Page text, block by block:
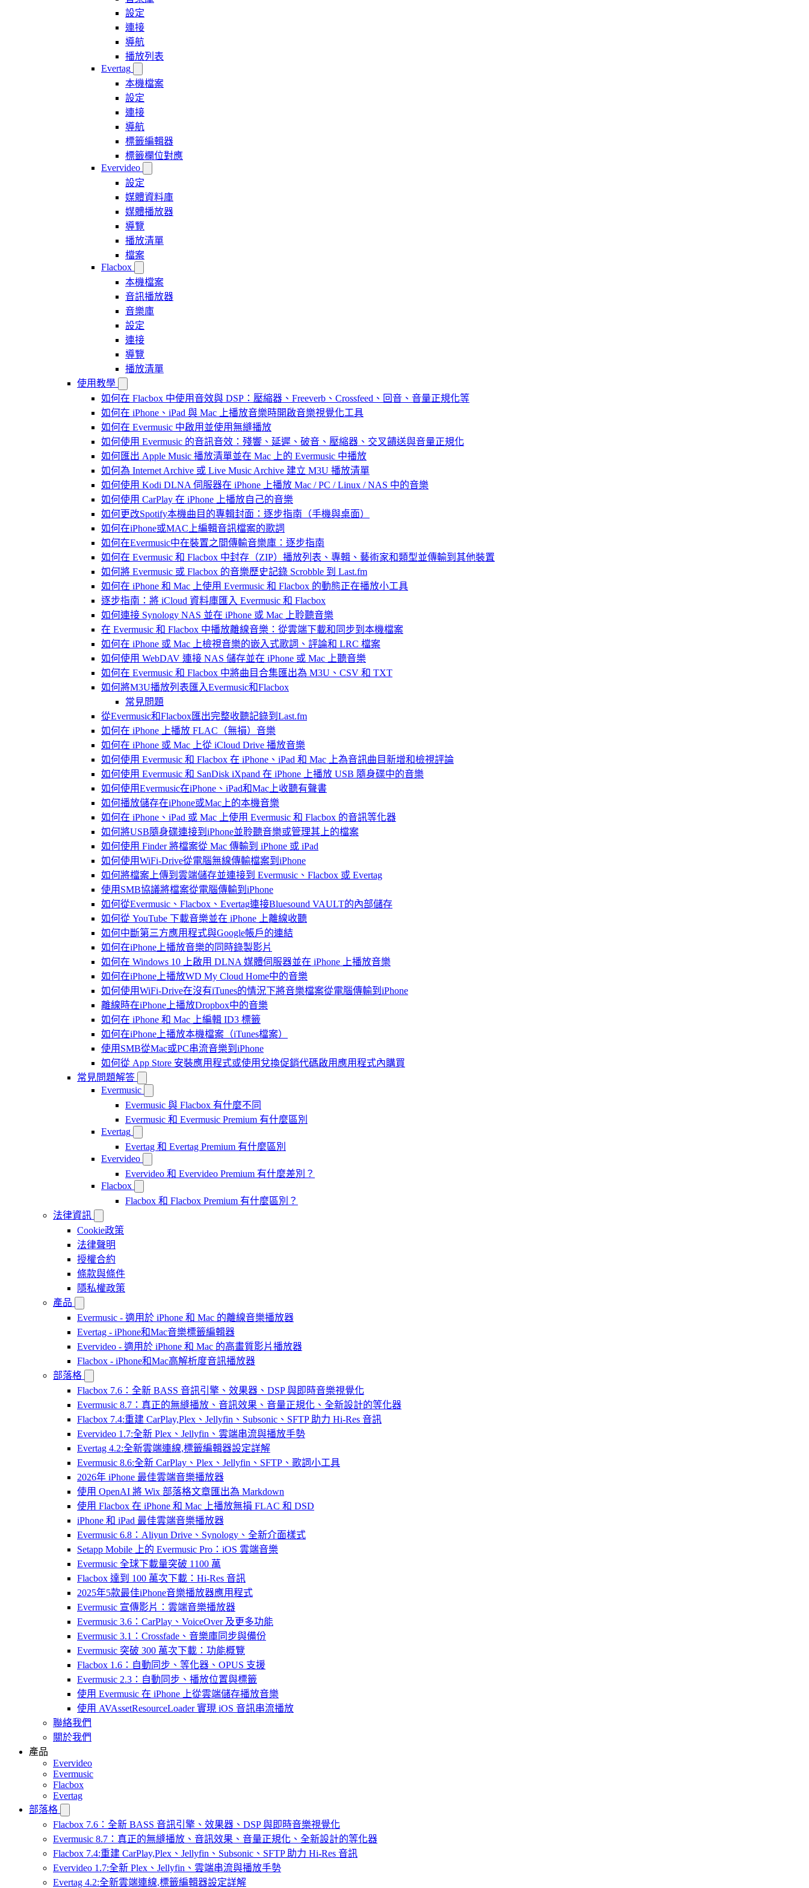
設定
連接
導航
播放列表
Evertag
本機檔案
設定
連接
導航
標籤編輯器
標籤欄位對應
Evervideo
設定
媒體資料庫
媒體播放器
導覽
播放清單
檔案
Flacbox
本機檔案
音訊播放器
音樂庫
設定
連接
導覽
播放清單
使用教學
如何在 Flacbox 中使用音效與 DSP：壓縮器、Freeverb、Crossfeed、回音、音量正規化等
如何在 iPhone、iPad 與 Mac 上播放音樂時開啟音樂視覺化工具
如何在 Evermusic 中啟用並使用無縫播放
如何使用 Evermusic 的音訊音效：殘響、延遲、破音、壓縮器、交叉饋送與音量正規化
如何匯出 Apple Music 播放清單並在 Mac 上的 Evermusic 中播放
如何為 Internet Archive 或 Live Music Archive 建立 M3U 播放清單
如何使用 Kodi DLNA 伺服器在 iPhone 上播放 Mac / PC / Linux / NAS 中的音樂
如何使用 CarPlay 在 iPhone 上播放自己的音樂
如何更改Spotify本機曲目的專輯封面：逐步指南（手機與桌面）
如何在iPhone或MAC上編輯音訊檔案的歌詞
如何在Evermusic中在裝置之間傳輸音樂庫：逐步指南
如何在 Evermusic 和 Flacbox 中封存（ZIP）播放列表、專輯、藝術家和類型並傳輸到其他裝置
如何將 Evermusic 或 Flacbox 的音樂歷史記錄 Scrobble 到 Last.fm
如何在 iPhone 和 Mac 上使用 Evermusic 和 Flacbox 的動態正在播放小工具
逐步指南：將 iCloud 資料庫匯入 Evermusic 和 Flacbox
如何連接 Synology NAS 並在 iPhone 或 Mac 上聆聽音樂
在 Evermusic 和 Flacbox 中播放離線音樂：從雲端下載和同步到本機檔案
如何在 iPhone 或 Mac 上檢視音樂的嵌入式歌詞、評論和 LRC 檔案
如何使用 WebDAV 連接 NAS 儲存並在 iPhone 或 Mac 上聽音樂
如何在 Evermusic 和 Flacbox 中將曲目合集匯出為 M3U、CSV 和 TXT
如何將M3U播放列表匯入Evermusic和Flacbox
常見問題
從Evermusic和Flacbox匯出完整收聽記錄到Last.fm
如何在 iPhone 上播放 FLAC（無損）音樂
如何在 iPhone 或 Mac 上從 iCloud Drive 播放音樂
如何使用 Evermusic 和 Flacbox 在 iPhone、iPad 和 Mac 上為音訊曲目新增和檢視評論
如何使用 Evermusic 和 SanDisk iXpand 在 iPhone 上播放 USB 隨身碟中的音樂
如何使用Evermusic在iPhone、iPad和Mac上收聽有聲書
如何播放儲存在iPhone或Mac上的本機音樂
如何在 iPhone、iPad 或 Mac 上使用 Evermusic 和 Flacbox 的音訊等化器
如何將USB隨身碟連接到iPhone並聆聽音樂或管理其上的檔案
如何使用 Finder 將檔案從 Mac 傳輸到 iPhone 或 iPad
如何使用WiFi-Drive從電腦無線傳輸檔案到iPhone
如何將檔案上傳到雲端儲存並連接到 Evermusic、Flacbox 或 Evertag
使用SMB協議將檔案從電腦傳輸到iPhone
如何從Evermusic、Flacbox、Evertag連接Bluesound VAULT的內部儲存
如何從 YouTube 下載音樂並在 iPhone 上離線收聽
如何中斷第三方應用程式與Google帳戶的連結
如何在iPhone上播放音樂的同時錄製影片
如何在 Windows 10 上啟用 DLNA 媒體伺服器並在 iPhone 上播放音樂
如何在iPhone上播放WD My Cloud Home中的音樂
如何使用WiFi-Drive在沒有iTunes的情況下將音樂檔案從電腦傳輸到iPhone
離線時在iPhone上播放Dropbox中的音樂
如何在 iPhone 和 Mac 上編輯 ID3 標籤
如何在iPhone上播放本機檔案（iTunes檔案）
使用SMB從Mac或PC串流音樂到iPhone
如何從 App Store 安裝應用程式或使用兌換促銷代碼啟用應用程式內購買
常見問題解答
Evermusic
Evermusic 與 Flacbox 有什麼不同
Evermusic 和 Evermusic Premium 有什麼區別
Evertag
Evertag 和 Evertag Premium 有什麼區別
Evervideo
Evervideo 和 Evervideo Premium 有什麼差別？
Flacbox
Flacbox 和 Flacbox Premium 有什麼區別？
法律資訊
Cookie政策
法律聲明
授權合約
條款與條件
隱私權政策
產品
Evermusic - 適用於 iPhone 和 Mac 的離線音樂播放器
Evertag - iPhone和Mac音樂標籤編輯器
Evervideo - 適用於 iPhone 和 Mac 的高畫質影片播放器
Flacbox - iPhone和Mac高解析度音訊播放器
部落格
Flacbox 7.6：全新 BASS 音訊引擎、效果器、DSP 與即時音樂視覺化
Evermusic 8.7：真正的無縫播放、音訊效果、音量正規化、全新設計的等化器
Flacbox 7.4:重建 CarPlay,Plex、Jellyfin、Subsonic、SFTP 助力 Hi-Res 音訊
Evervideo 1.7:全新 Plex、Jellyfin、雲端串流與播放手勢
Evertag 4.2:全新雲端連線,標籤編輯器設定詳解
Evermusic 8.6:全新 CarPlay、Plex、Jellyfin、SFTP、歌詞小工具
2026年 iPhone 最佳雲端音樂播放器
使用 OpenAI 將 Wix 部落格文章匯出為 Markdown
使用 Flacbox 在 iPhone 和 Mac 上播放無損 FLAC 和 DSD
iPhone 和 iPad 最佳雲端音樂播放器
Evermusic 6.8：Aliyun Drive、Synology、全新介面樣式
Setapp Mobile 上的 Evermusic Pro：iOS 雲端音樂
Evermusic 全球下載量突破 1100 萬
Flacbox 達到 100 萬次下載：Hi-Res 音訊
2025年5款最佳iPhone音樂播放器應用程式
Evermusic 宣傳影片：雲端音樂播放器
Evermusic 3.6：CarPlay、VoiceOver 及更多功能
Evermusic 3.1：Crossfade、音樂庫同步與備份
Evermusic 突破 300 萬次下載：功能概覽
Flacbox 1.6：自動同步、等化器、OPUS 支援
Evermusic 2.3：自動同步、播放位置與標籤
使用 Evermusic 在 iPhone 上從雲端儲存播放音樂
使用 AVAssetResourceLoader 實現 iOS 音訊串流播放
聯絡我們
關於我們
產品
Evervideo
Evermusic
Flacbox
Evertag
部落格
Flacbox 7.6：全新 BASS 音訊引擎、效果器、DSP 與即時音樂視覺化
Evermusic 8.7：真正的無縫播放、音訊效果、音量正規化、全新設計的等化器
Flacbox 7.4:重建 CarPlay,Plex、Jellyfin、Subsonic、SFTP 助力 Hi-Res 音訊
Evervideo 1.7:全新 Plex、Jellyfin、雲端串流與播放手勢
Evertag 4.2:全新雲端連線,標籤編輯器設定詳解